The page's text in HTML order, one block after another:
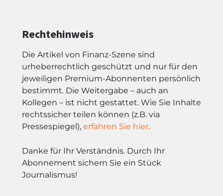
Rechtehinweis
Die Artikel von Finanz-Szene sind
urheberrechtlich geschützt und nur für den
jeweiligen Premium-Abonnenten persönlich
bestimmt. Die Weitergabe – auch an
Kollegen – ist nicht gestattet. Wie Sie Inhalte
rechtssicher teilen können (z.B. via
Pressespiegel), erfahren Sie hier.
Danke für Ihr Verständnis. Durch Ihr
Abonnement sichern Sie ein Stück
Journalismus!